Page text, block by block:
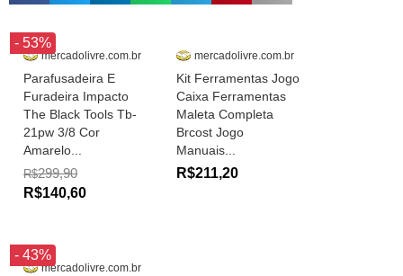
- 53%
mercadolivre.com.br
Parafusadeira E
Furadeira Impacto
The Black Tools Tb-
21pw 3/8 Cor
Amarelo...
R$299,90
R$140,60
mercadolivre.com.br
Kit Ferramentas Jogo
Caixa Ferramentas
Maleta Completa
Brcost Jogo
Manuais...
R$211,20
- 43%
mercadolivre.com.br